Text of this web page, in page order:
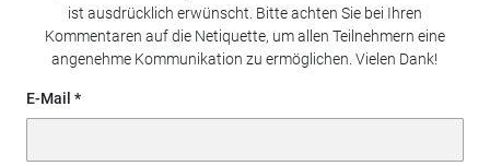
ist ausdrücklich erwünscht. Bitte achten Sie bei Ihren
Kommentaren auf die Netiquette, um allen Teilnehmern eine
angenehme Kommunikation zu ermöglichen. Vielen Dank!
E-Mail